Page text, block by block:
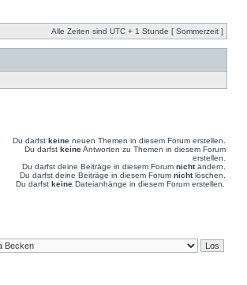
Alle Zeiten sind UTC + 1 Stunde [ Sommerzeit ]
Du darfst keine neuen Themen in diesem Forum erstellen.
Du darfst keineAntworten zu Themen in diesem Forum
erstellen.
Du darfst deine Beiträge in diesem Forum nichtändern.
Du darfst deine Beiträge in diesem Forum nichtlöschen.
Du darfst keine Dateianhänge in diesem Forum erstellen.